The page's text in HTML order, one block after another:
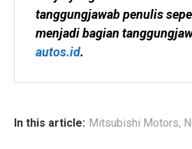
tanggungjawab penulis
autos.id.
In this article: Mitsubishi Motors,